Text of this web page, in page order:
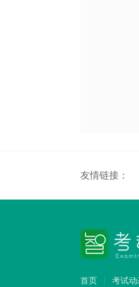
友情链接：
首页 考试动